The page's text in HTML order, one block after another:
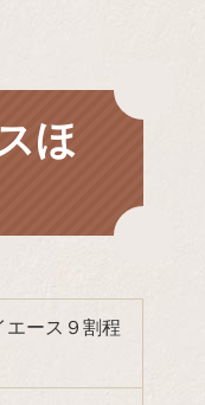
ほ
エース９割程